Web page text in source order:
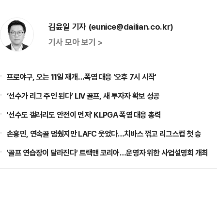
김윤일 기자 (eunice@dailian.co.kr)
기사 모아 보기 >
프로야구, 오는 11일 재개…폭염 대응 '오후 7시 시작'
‘선수가 리그 주인 된다’ LIV 골프, 새 투자자 확보 성공
'선수도 갤러리도 안전이 먼저' KLPGA 폭염 대응 총력
손흥민, 연속골 멈췄지만 LAFC 웃었다…치바스 꺾고 리그스컵 첫 승
'골프 연습장이 달라진다' 트랙맨 코리아…운영자 위한 사업설명회 개최